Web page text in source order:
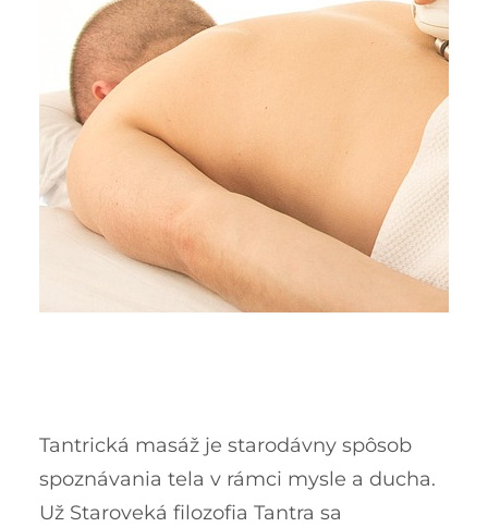
Tantrická masáž je starodávny spôsob
spoznávania tela v rámci mysle a ducha.
Už Staroveká filozofia Tantra sa